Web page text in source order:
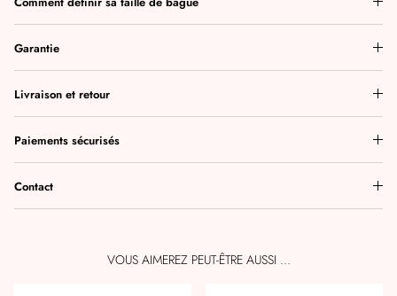
Garantie
Livraison et retour
Paiements sécurisés
Contact
VOUS AIMEREZ PEUT-ÊTRE AUSSI ...